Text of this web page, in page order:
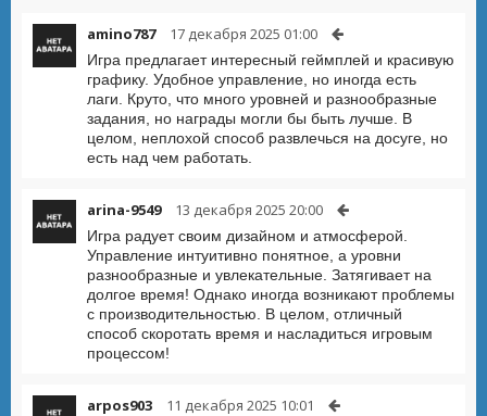
amino787 17 декабря 2025 01:00
Игра предлагает интересный геймплей и красивую
графику. Удобное управление, но иногда есть
лаги. Круто, что много уровней и разнообразные
задания, но награды могли бы быть лучше. В
целом, неплохой способ развлечься на досуге, но
есть над чем работать.
arina-9549 13 декабря 2025 20:00
Игра радует своим дизайном и атмосферой.
Управление интуитивно понятное, а уровни
разнообразные и увлекательные. Затягивает на
долгое время! Однако иногда возникают проблемы
с производительностью. В целом, отличный
способ скоротать время и насладиться игровым
процессом!
arpos903 11 декабря 2025 10:01